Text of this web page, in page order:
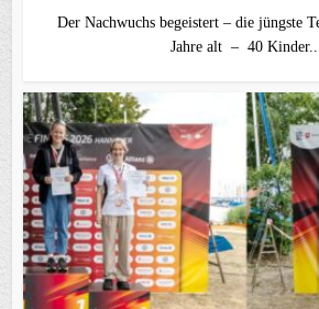
Der Nachwuchs begeistert – die jüngste
Jahre alt – 40